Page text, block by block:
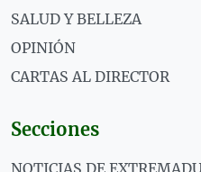
SALUD Y BELLEZA
OPINIÓN
CARTAS AL DIRECTOR
Secciones
NOTICIAS DE